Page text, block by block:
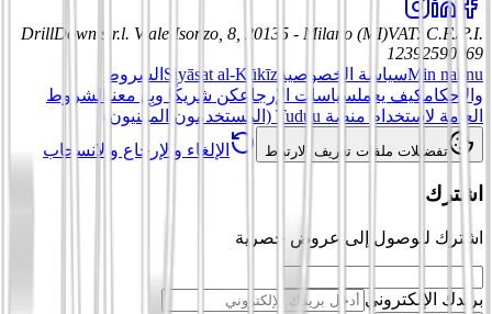
DrillDown s.r.l. Viale Isonzo, 8, 20135 - Milano (MI)VAT: C.F./P.I.
12392590969
Min nahnuسياسة الخصوصية Siyāsat al-Kūkīz الشروط
والأحكامكيف يعملسياسات الإرجاعكن شريكًا وبِع معنا
الشروط
العامة لاستخدام منصة Tuduu (المستخدمون المهنيون)
تفضيلات ملفات تعريف الارتباط الإلغاء والإرجاع والانسحاب
اشترك
اشترك للوصول إلى عروض حصرية
بريدك الإلكتروني